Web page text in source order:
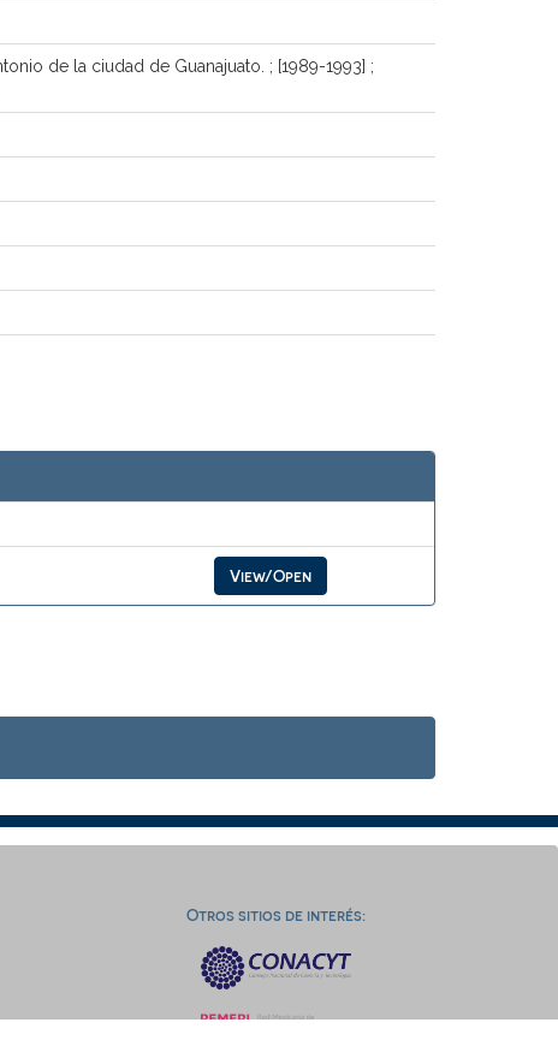
de la ciudad de Guanajuato. ; [1989-1993] ;
View/Open
Otros sitios de interés: